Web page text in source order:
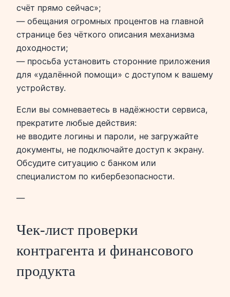
счёт прямо сейчас»;
— обещания огромных процентов на главной
странице без чёткого описания механизма
доходности;
— просьба установить сторонние приложения
для «удалённой помощи» с доступом к вашему
устройству.
Если вы сомневаетесь в надёжности сервиса,
прекратите любые действия:
не вводите логины и пароли, не загружайте
документы, не подключайте доступ к экрану.
Обсудите ситуацию с банком или
специалистом по кибербезопасности.
—
Чек‑лист проверки
контрагента и финансового
продукта